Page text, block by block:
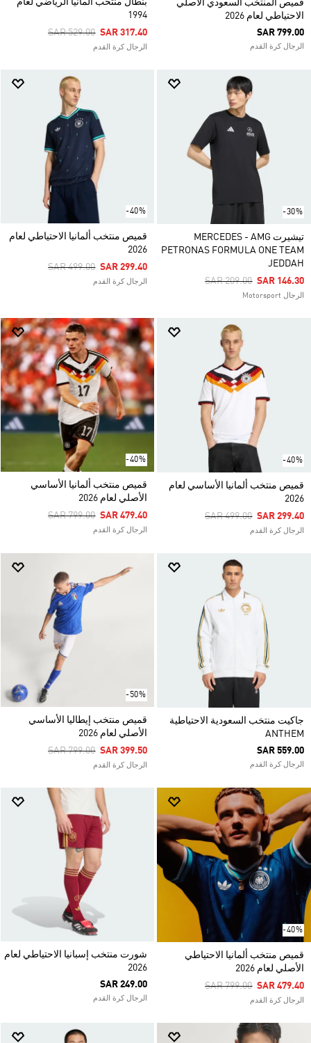
قميص المنتخب السعودي الأصلي
الاحتياطي لعام 2026
SAR 799.00
الرجال كرة القدم
بنطال منتخب ألمانيا الرياضي لعام
1994
Price Reduced From
SAR 529.00ToSAR 317.40
الرجال كرة القدم
-30%
تيشيرت MERCEDES - AMG
PETRONAS FORMULA ONE TEAM
JEDDAH
Price Reduced From
SAR 209.00ToSAR 146.30
الرجال Motorsport
-40%
قميص منتخب ألمانيا الاحتياطي لعام
2026
Price Reduced From
SAR 499.00ToSAR 299.40
الرجال كرة القدم
-40%
قميص منتخب ألمانيا الأساسي لعام
2026
Price Reduced From
SAR 499.00ToSAR 299.40
الرجال كرة القدم
-40%
قميص منتخب ألمانيا الأساسي
الأصلي لعام 2026
Price Reduced From
SAR 799.00ToSAR 479.40
الرجال كرة القدم
جاكيت منتخب السعودية الاحتياطية
ANTHEM
SAR 559.00
الرجال كرة القدم
-50%
قميص منتخب إيطاليا الأساسي
الأصلي لعام 2026
Price Reduced From
SAR 799.00ToSAR 399.50
الرجال كرة القدم
-40%
قميص منتخب ألمانيا الاحتياطي
الأصلي لعام 2026
Price Reduced From
SAR 799.00ToSAR 479.40
الرجال كرة القدم
شورت منتخب إسبانيا الاحتياطي لعام
2026
SAR 249.00
الرجال كرة القدم